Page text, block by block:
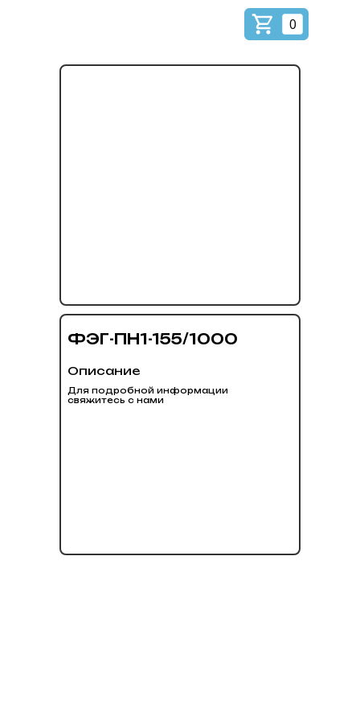
0
ФЭГ-ПН1-155/1000
Описание
Для подробной информации
свяжитесь с нами